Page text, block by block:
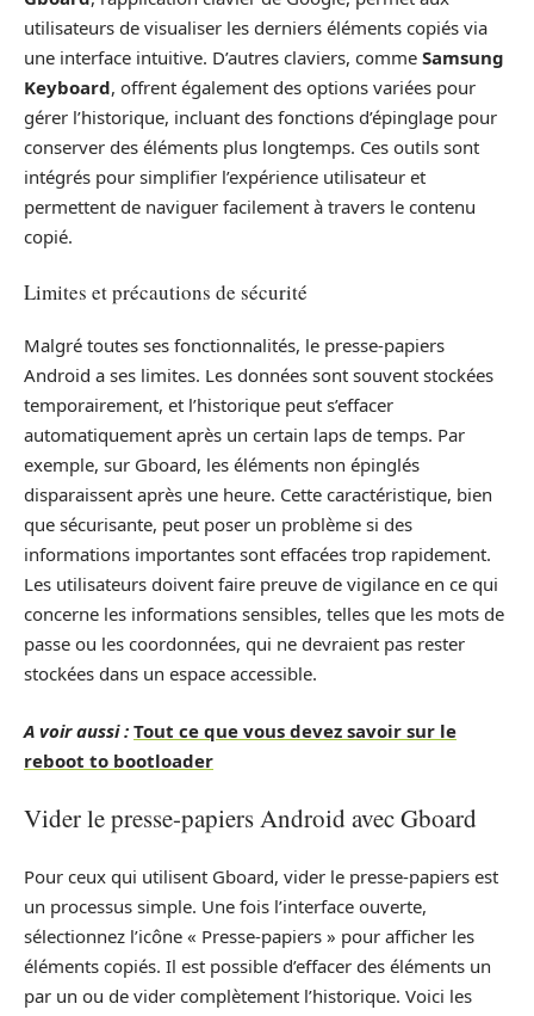
utilisateurs de visualiser les derniers éléments copiés via
une interface intuitive. D’autres claviers, comme Samsung
Keyboard, offrent également des options variées pour
gérer l’historique, incluant des fonctions d’épinglage pour
conserver des éléments plus longtemps. Ces outils sont
intégrés pour simplifier l’expérience utilisateur et
permettent de naviguer facilement à travers le contenu
copié.
Limites et précautions de sécurité
Malgré toutes ses fonctionnalités, le presse-papiers
Android a ses limites. Les données sont souvent stockées
temporairement, et l’historique peut s’effacer
automatiquement après un certain laps de temps. Par
exemple, sur Gboard, les éléments non épinglés
disparaissent après une heure. Cette caractéristique, bien
que sécurisante, peut poser un problème si des
informations importantes sont effacées trop rapidement.
Les utilisateurs doivent faire preuve de vigilance en ce qui
concerne les informations sensibles, telles que les mots de
passe ou les coordonnées, qui ne devraient pas rester
stockées dans un espace accessible.
A voir aussi : Tout ce que vous devez savoir sur le
reboot to bootloader
Vider le presse-papiers Android avec Gboard
Pour ceux qui utilisent Gboard, vider le presse-papiers est
un processus simple. Une fois l’interface ouverte,
sélectionnez l’icône « Presse-papiers » pour afficher les
éléments copiés. Il est possible d’effacer des éléments un
par un ou de vider complètement l’historique. Voici les